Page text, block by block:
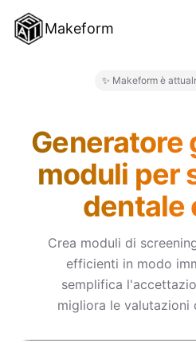
Makeform
BLOG
PREZZI
ACCEDI
✨ Makeform è
Generatore
moduli per
dentale
Crea moduli di
efficienti in modo
semplifica
migliora le valutazioni